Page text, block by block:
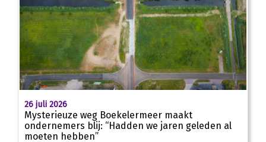
00 :00
26 juli 2026
Mysterieuze weg Boekelermeer maakt
ondernemers blij: “Hadden we jaren geleden al
moeten hebben”